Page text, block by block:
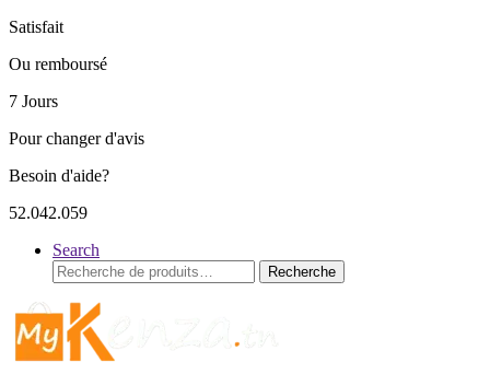
Satisfait
Ou remboursé
7 Jours
Pour changer d'avis
Besoin d'aide?
52.042.059
Search
Recherche
pour :
Recherche